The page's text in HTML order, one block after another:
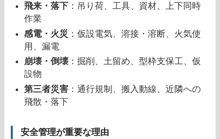
飛来・落下 ：吊り荷、工具、資材、上下同時
作業
感電・火災 ：仮設電気、溶接・溶断、火気使
用、漏電
崩壊・倒壊 ：掘削、土留め、型枠支保工、仮
設物
第三者災害 ：通行規制、搬入動線、近隣への
飛散・落下
安全管理が重要な理由